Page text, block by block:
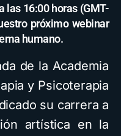
las 16:00 horas (GMT-
próximo webinar
humano.
de la Academia
y Psicoterapia
su carrera a
artística en la